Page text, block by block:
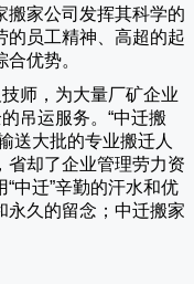
搬家公司发挥其科学的
的员工精神、高超的起
优势。
师，为大量厂矿企业
吊运服务。“中迁搬
送大批的专业搬迁人
省却了企业管理劳力资
中迁”辛勤的汗水和优
久的留念； 中迁搬家